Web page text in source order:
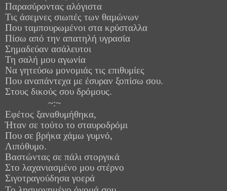
Παρασύροντας αλόγιστα
Τις άσεμνες σιωπές των θαμώνων
Που ταμπουρωμένοι στα κρύσταλλα
Πίσω από την απατηλή υγρασία
Σημαδεύαν ασάλευτοι
Τη σαλή μου αγωνία
Να γητεύσω μονομιάς τις επιθυμίες
Που αναπάντεχα με έσυραν ξοπίσω σου.
Στους δικούς σου δρόμους.
~:~
Εφέτος ξαναθυμήθηκα,
Ήταν σε τούτο το σταυροδρόμι
Που σε βρήκα χάμω γυμνό,
Λιπόθυμο.
Βαστώντας σε πάλι στοργικά
Στο λαχανιασμένο μου στέρνο
Σιγοτραγούδησα γοερά